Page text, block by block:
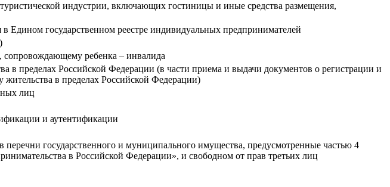
индустрии, включающих гостиницы и иные средства размещения,
Едином государственном реестре индивидуальных предпринимателей
сопровождающему ребенка – инвалида
в пределах Российской Федерации (в части приема и выдачи документов о регистрации и
в пределах Российской Федерации)
лиц
и аутентификации
государственного и муниципального имущества, предусмотренные частью 4
в Российской Федерации», и свободном от прав третьих лиц